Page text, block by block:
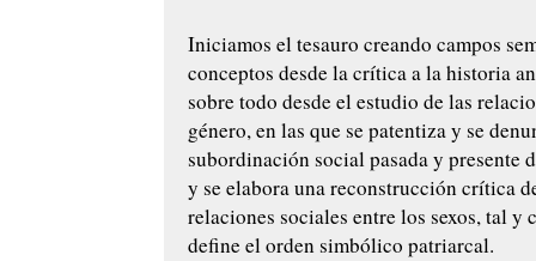
Iniciamos el tesauro creando campos
conceptos desde la crítica a la historia
sobre todo desde el estudio de las
género, en las que se patentiza y se
subordinación social pasada y presente
y se elabora una reconstrucción crítica
relaciones sociales entre los sexos, tal y
define el orden simbólico patriarcal.